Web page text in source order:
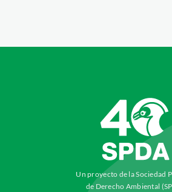
Un proyecto de la Sociedad
de Derecho Ambiental